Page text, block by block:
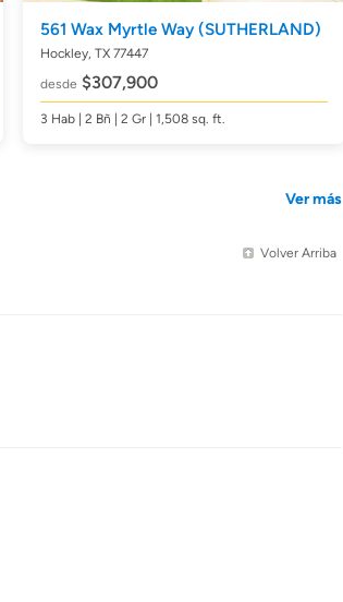
561 Wax Myrtle Way(SUTHERLAND)
Hockley, TX 77447
desde $307,900
3 Hab| 2 Bñ | 2 Gr | 1,508 sq. ft.
Ver más
Volver Arriba